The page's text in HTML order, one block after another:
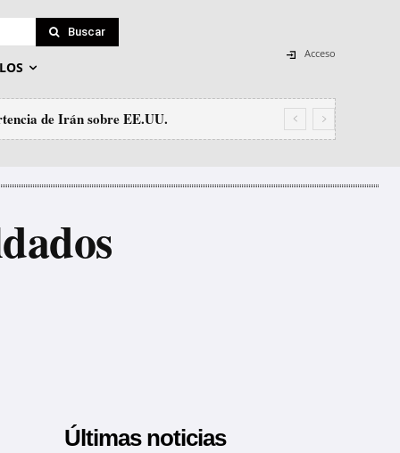
Buscar
Acceso
de Irán sobre EE.UU.
Últimas noticias